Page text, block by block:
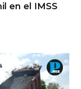
en el IMSS